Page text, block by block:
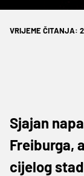
VRIJEME ČITANJA:
Sjajan
Freiburga,
cijelog